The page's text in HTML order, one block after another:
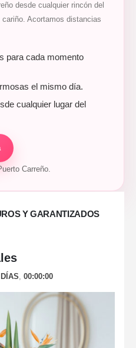
desde cualquier rincón del
Acortamos distancias
para cada momento
el mismo día.
cualquier lugar del
Carreño.
Y GARANTIZADOS
DÍAS 00:00:00